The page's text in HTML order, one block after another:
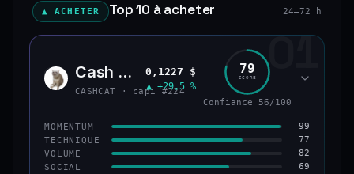
▲ ACHETER Top 10 à acheter 24–72 h
01
CASH Cash Cat
CASHCAT · capi #224
0,1227 $
▲ +29,5 %
79
SCORE
Confiance 56/100
MOMENTUM 99
TECHNIQUE 77
VOLUME 82
SOCIAL 69